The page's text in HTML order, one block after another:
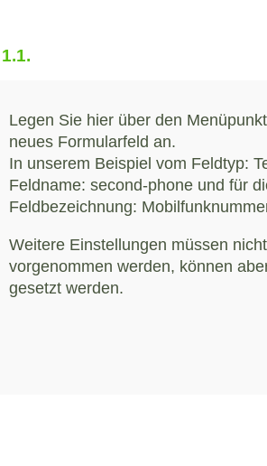
1.1.
Legen Sie hier über den Menüpunkt
neues Formularfeld an.
In unserem Beispiel vom Feldtyp:
Feldname: second-phone und für
Feldbezeichnung:
Weitere Einstellungen müssen nicht
vorgenommen werden, können
gesetzt werden.